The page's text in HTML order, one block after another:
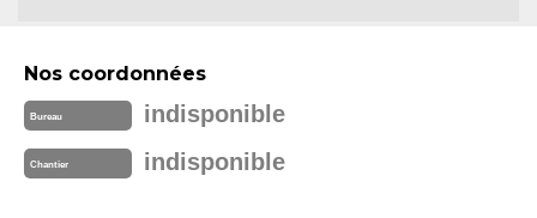
Nos coordonnées
Bureau indisponible
Chantier indisponible